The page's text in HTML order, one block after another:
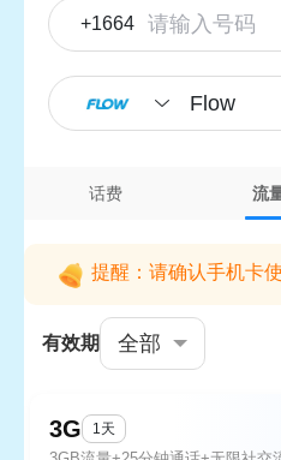
+1664
Flow
话费 流
提醒：请确认手机卡
有效期 全部
3G 1天